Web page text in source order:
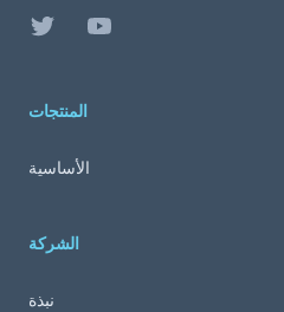
TwitterYouTube
المنتجات
الأساسية
الشركة
نبذة